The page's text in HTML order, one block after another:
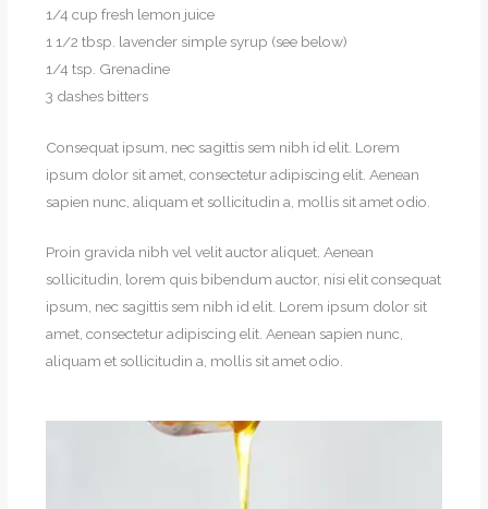
1/4 cup fresh lemon juice
1 1/2 tbsp. lavender simple syrup (see below)
1/4 tsp. Grenadine
3 dashes bitters
Consequat ipsum, nec sagittis sem nibh id elit. Lorem
ipsum dolor sit amet, consectetur adipiscing elit. Aenean
sapien nunc, aliquam et sollicitudin a, mollis sit amet odio.
Proin gravida nibh vel velit auctor aliquet. Aenean
sollicitudin, lorem quis bibendum auctor, nisi elit consequat
ipsum, nec sagittis sem nibh id elit. Lorem ipsum dolor sit
amet, consectetur adipiscing elit. Aenean sapien nunc,
aliquam et sollicitudin a, mollis sit amet odio.